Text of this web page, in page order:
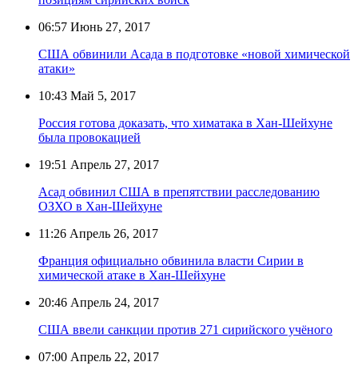
06:57 Июнь 27, 2017
США обвинили Асада в подготовке «новой химической
атаки»
10:43 Май 5, 2017
Россия готова доказать, что химатака в Хан-Шейхуне
была провокацией
19:51 Апрель 27, 2017
Асад обвинил США в препятствии расследованию
ОЗХО в Хан-Шейхуне
11:26 Апрель 26, 2017
Франция официально обвинила власти Сирии в
химической атаке в Хан-Шейхуне
20:46 Апрель 24, 2017
США ввели санкции против 271 сирийского учёного
07:00 Апрель 22, 2017